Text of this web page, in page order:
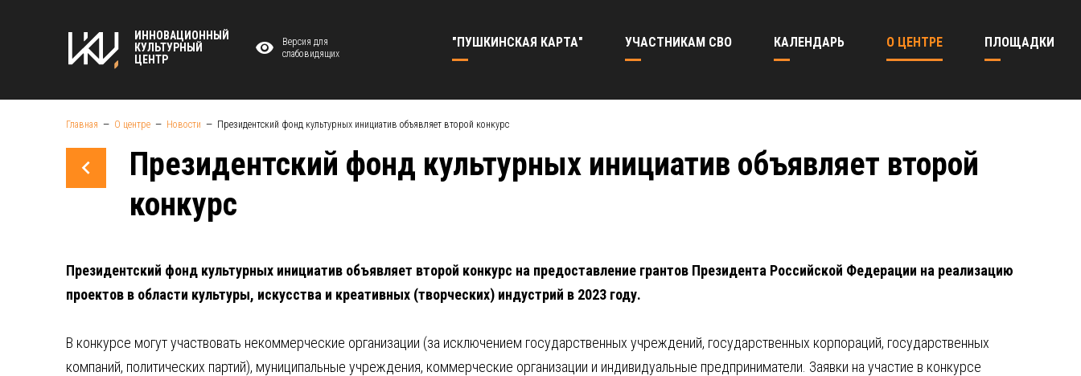
ИННОВАЦИОННЫЙ
КУЛЬТУРНЫЙ
ЦЕНТР
Версия для
слабовидящих
"ПУШКИНСКАЯ КАРТА" УЧАСТНИКАМ СВО КАЛЕНДАРЬ О ЦЕНТРЕ ПЛОЩАДКИ
Главная О центре Новости Президентский фонд культурных инициатив объявляет второй конкурс
Президентский фонд культурных инициатив объявляет второй
конкурс
Президентский фонд культурных инициатив объявляет второй конкурс на предоставление грантов Президента Российской Федерации на реализацию
проектов в области культуры, искусства и креативных (творческих) индустрий в 2023 году.
В конкурсе могут участвовать некоммерческие организации (за исключением государственных учреждений, государственных корпораций, государственных
компаний, политических партий), муниципальные учреждения, коммерческие организации и индивидуальные предприниматели. Заявки на участие в конкурсе